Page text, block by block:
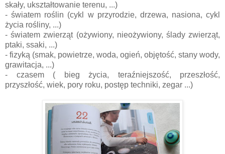
skały, ukształtowanie terenu, ...)
- światem roślin (cykl w przyrodzie, drzewa, nasiona, cykl
życia rośliny, ...)
- światem zwierząt (ożywiony, nieożywiony, ślady zwierząt,
ptaki, ssaki, ...)
- fizyką (smak, powietrze, woda, ogień, objętość, stany wody,
grawitacja, ...)
- czasem ( bieg życia, teraźniejszość, przeszłość,
przyszłość, wiek, pory roku, postęp techniki, zegar ...)